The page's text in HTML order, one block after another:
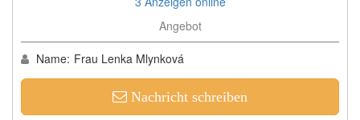
Angebot
Name: Frau Lenka Mlynková
Nachricht schreiben